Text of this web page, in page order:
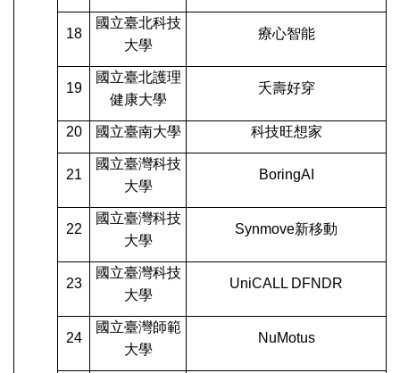
18
國立臺北科技
大學
療心智能
19
國立臺北護理
健康大學
夭壽好穿
20 國立臺南大學 科技旺想家
21
國立臺灣科技
大學
BoringAI
22
國立臺灣科技
大學
Synmove新移動
23
國立臺灣科技
大學
UniCALL DFNDR
24
國立臺灣師範
大學
NuMotus